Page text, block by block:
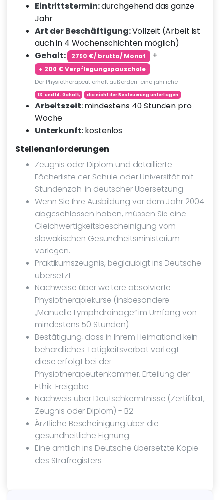
Eintrittstermin:durchgehend das ganze
Jahr
Art der Beschäftigung:Vollzeit (Arbeit ist
auch in 4 Wochenschichten möglich)
Gehalt:
2790 €/ brutto/ Monat +
+ 200 € Verpflegungspauschale
Der Physiotherapeut erhält außerdem eine jährliche
13. und 14. Gehalt, die nicht der Besteuerung unterliegen
Arbeitszeit:mindestens 40 Stunden pro
Woche
Unterkunft:kostenlos
Stellenanforderungen
Zeugnis oder Diplom und detaillierte
Fächerliste der Schule oder Universität mit
Stundenzahl in deutscher Übersetzung
Wenn Sie Ihre Ausbildung vor dem Jahr 2004
abgeschlossen haben, müssen Sie eine
Gleichwertigkeitsbescheinigung vom
slowakischen Gesundheitsministerium
vorlegen.
Praktikumszeugnis, beglaubigt ins Deutsche
übersetzt
Nachweise über weitere absolvierte
Physiotherapiekurse (insbesondere
„Manuelle Lymphdrainage“ im Umfang von
mindestens 50 Stunden)
Bestätigung, dass in Ihrem Heimatland kein
behördliches Tätigkeitsverbot vorliegt –
diese erfolgt bei der
Physiotherapeutenkammer. Erteilung der
Ethik-Freigabe
Nachweis über Deutschkenntnisse (Zertifikat,
Zeugnis oder Diplom) - B2
Ärztliche Bescheinigung über die
gesundheitliche Eignung
Eine amtlich ins Deutsche übersetzte Kopie
des Strafregisters